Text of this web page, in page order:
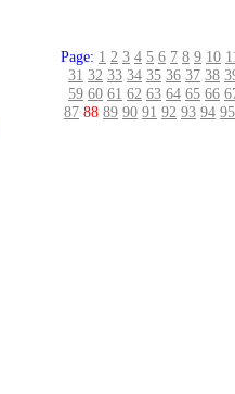
Page: 1 2 3 4 5 6 7 8 9 10
31 32 33 34 35 36 37 38
59 60 61 62 63 64 65 66
87 88 89 90 91 92 93 94 95